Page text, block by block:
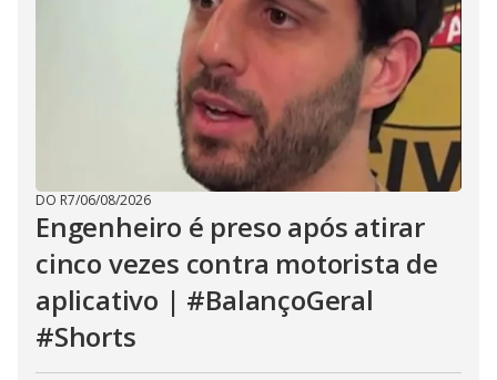
DO R7/06/08/2026
Engenheiro é preso após atirar
cinco vezes contra motorista de
aplicativo | #BalançoGeral
#Shorts